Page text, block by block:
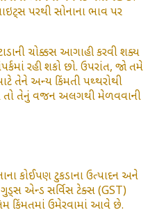
પરથી સોનાના ભાવ પર
ચોક્કસ આગાહી કરવી શક્ય
રહી શકો છો. ઉપરાંત, જો તમે
તેને અન્ય કિંમતી પથ્થરોથી
તો તેનું વજન અલગથી મેળવવાની
કોઈપણ ટુકડાના ઉત્પાદન અને
એન્ડ સર્વિસ ટેક્સ (GST)
કિંમતમાં ઉમેરવામાં આવે છે.